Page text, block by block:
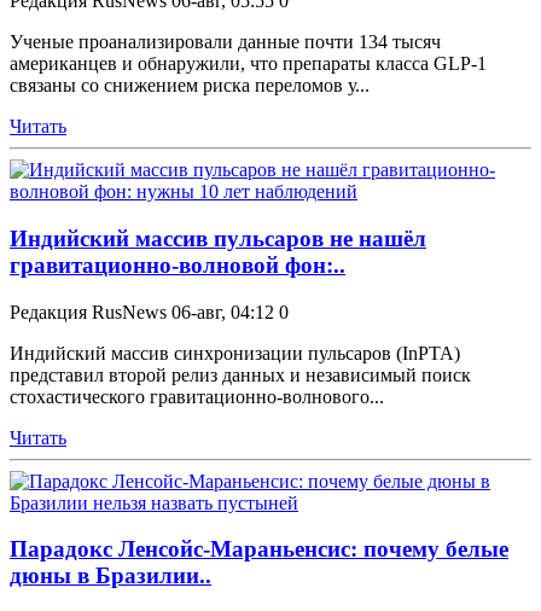
Ученые проанализировали данные почти 134 тысяч
американцев и обнаружили, что препараты класса GLP-1
связаны со снижением риска переломов у...
Читать
Индийский массив пульсаров не нашёл
гравитационно-волновой фон:..
Редакция RusNews 06-авг, 04:12 0
Индийский массив синхронизации пульсаров (InPTA)
представил второй релиз данных и независимый поиск
стохастического гравитационно-волнового...
Читать
Парадокс Ленсойс-Мараньенсис: почему белые
дюны в Бразилии..